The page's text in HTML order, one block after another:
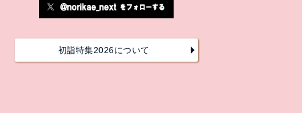
初詣特集2026について